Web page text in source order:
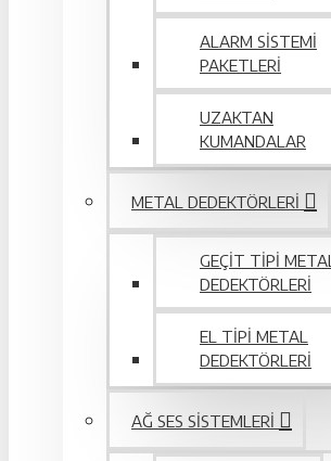
ALARM SISTEMI
PAKETLERI
UZAKTAN
KUMANDALAR
METAL DEDEKTÖRLERI
GEÇIT TIPI METAL
DEDEKTÖRLERI
EL TIPI METAL
DEDEKTÖRLERI
AĞ SES SISTEMLERI